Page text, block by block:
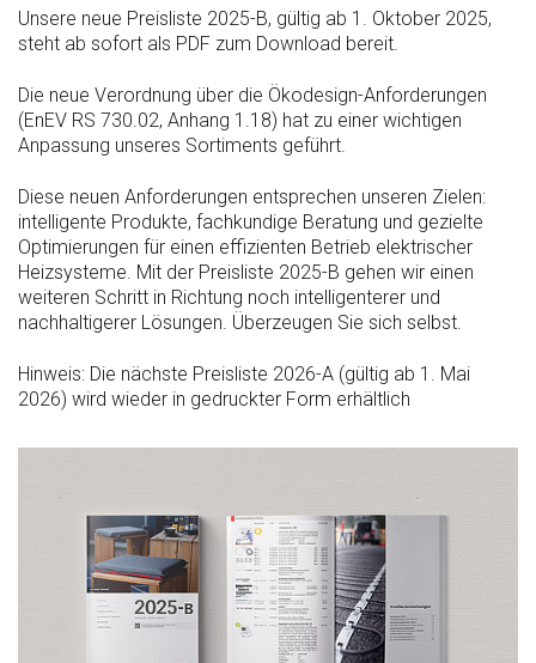
Unsere neue Preisliste 2025-B, gültig ab 1. Oktober 2025,
steht ab sofort als PDF zum Download bereit.
Die neue Verordnung über die Ökodesign-Anforderungen
(EnEV RS 730.02, Anhang 1.18) hat zu einer wichtigen
Anpassung unseres Sortiments geführt.
Diese neuen Anforderungen entsprechen unseren Zielen:
intelligente Produkte, fachkundige Beratung und gezielte
Optimierungen für einen effizienten Betrieb elektrischer
Heizsysteme. Mit der Preisliste 2025-B gehen wir einen
weiteren Schritt in Richtung noch intelligenterer und
nachhaltigerer Lösungen. Überzeugen Sie sich selbst.
Hinweis: Die nächste Preisliste 2026-A (gültig ab 1. Mai
2026) wird wieder in gedruckter Form erhältlich